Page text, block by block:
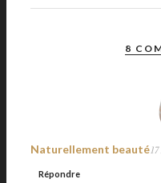
8
Naturellement beauté
Répondre